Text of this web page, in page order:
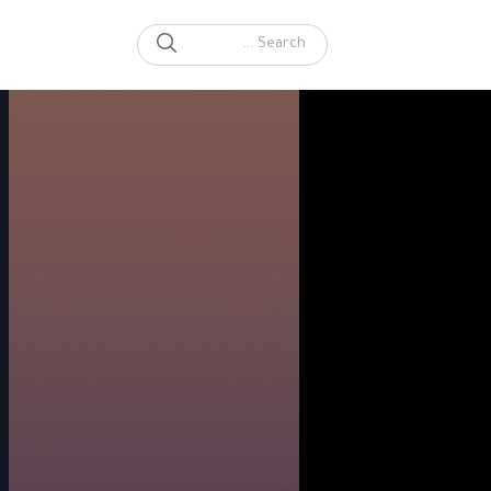
Search for:
SEARCH